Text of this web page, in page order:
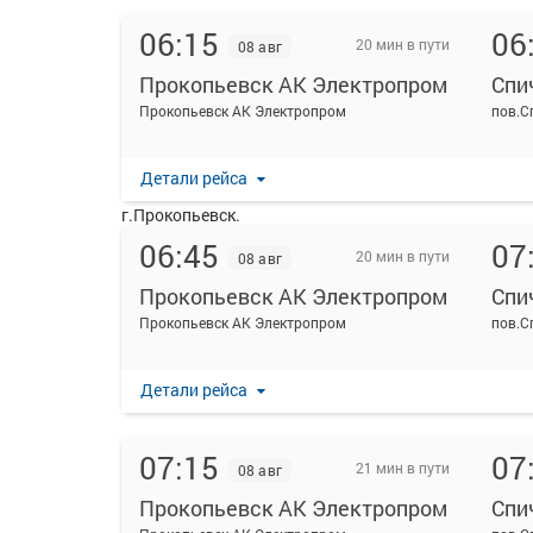
06:15 08 авг 20 мин в пути
Прокопьевск АК Электропром
Прокопьевск АК Электропром
Детали рейса
06:45 08 авг 20 мин в пути
Прокопьевск АК Электропром
Прокопьевск АК Электропром
Детали рейса
07:15 08 авг 21 мин в пути
Прокопьевск АК Электропром
На данной странице вы можете ознакомиться с
Спиченково поворот.
Ежедневно по маршруту Прокопьевск АК
Перевозку пассажиров по данному
г.Прокопьевск.
Самый ранний автобус отправляется в 06:15,
Пожалуйста, обратите внимание, что посадка на
удостоверяющих личность, всех
распечатывать посадочный электронный билет